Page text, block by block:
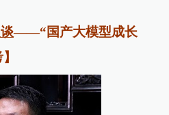
——“国产大模型成长